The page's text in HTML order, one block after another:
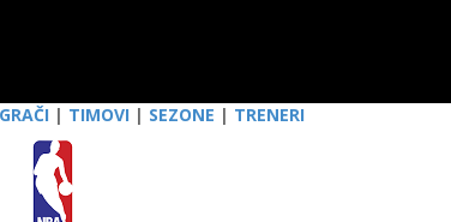
| TIMOVI | SEZONE | TRENERI